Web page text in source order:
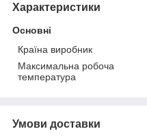
Характеристики
Основні
Країна виробник
Максимальна робоча
температура
Умови доставки